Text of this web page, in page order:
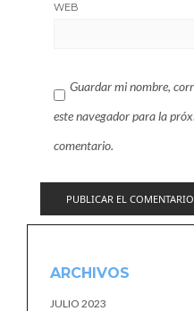
WEB
Guardar mi nombre,
este navegador para la
comentario.
ARCHIVOS
JULIO 2023